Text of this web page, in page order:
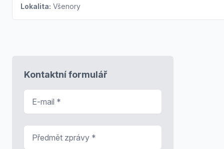
Lokalita: Všenory
Kontaktní formulář